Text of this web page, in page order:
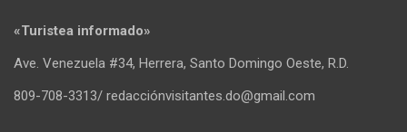
«Turistea informado»
Ave. Venezuela #34, Herrera, Santo Domingo Oeste, R.D.
809-708-3313/ redacciónvisitantes.do@gmail.com